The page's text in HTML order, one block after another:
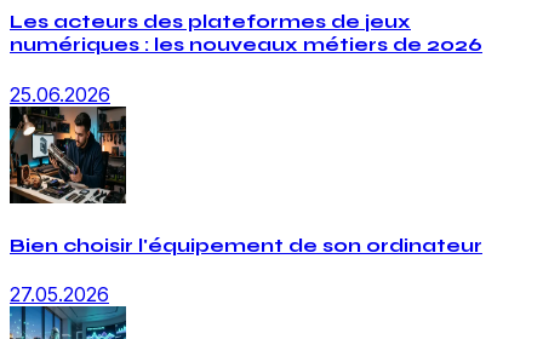
Les acteurs des plateformes de jeux
numériques : les nouveaux métiers de 2026
25.06.2026
Bien choisir l'équipement de son ordinateur
27.05.2026